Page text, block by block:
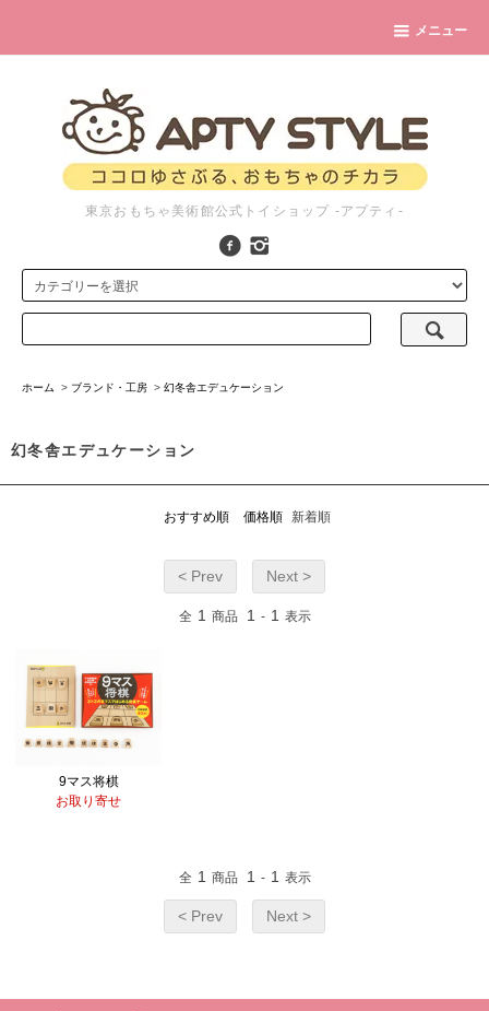
メニュー
東京おもちゃ美術館公式トイショップ -アプティ-
ホーム > ブランド・工房 > 幻冬舎エデュケーション
幻冬舎エデュケーション
おすすめ順 価格順 新着順
< Prev Next >
全 1 商品 1 - 1 表示
9マス将棋
お取り寄せ
全 1 商品 1 - 1 表示
< Prev Next >